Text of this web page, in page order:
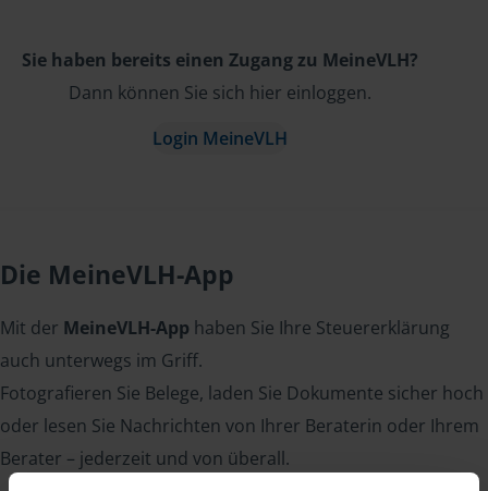
Sie haben bereits einen Zugang zu MeineVLH?
Dann können Sie sich hier einloggen.
Login MeineVLH
Die MeineVLH-App
Mit der MeineVLH-App haben Sie Ihre Steuererklärung
auch unterwegs im Griff.
Fotografieren Sie Belege, laden Sie Dokumente sicher hoch
oder lesen Sie Nachrichten von Ihrer Beraterin oder Ihrem
Berater – jederzeit und von überall.